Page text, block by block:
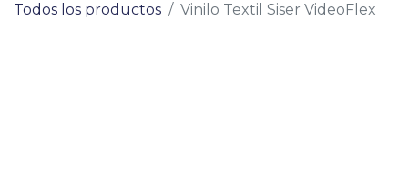
Todos los productos Vinilo Textil Siser VideoFlex